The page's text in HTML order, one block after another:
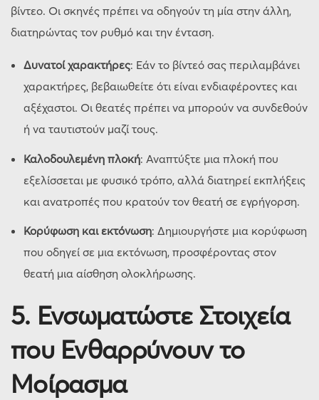
βίντεο. Οι σκηνές πρέπει να οδηγούν τη μία στην άλλη,
διατηρώντας τον ρυθμό και την ένταση.
Δυνατοί χαρακτήρες: Εάν το βίντεό σας περιλαμβάνει
χαρακτήρες, βεβαιωθείτε ότι είναι ενδιαφέροντες και
αξέχαστοι. Οι θεατές πρέπει να μπορούν να συνδεθούν
ή να ταυτιστούν μαζί τους.
Καλοδουλεμένη πλοκή: Αναπτύξτε μια πλοκή που
εξελίσσεται με φυσικό τρόπο, αλλά διατηρεί εκπλήξεις
και ανατροπές που κρατούν τον θεατή σε εγρήγορση.
Κορύφωση και εκτόνωση: Δημιουργήστε μια κορύφωση
που οδηγεί σε μια εκτόνωση, προσφέροντας στον
θεατή μια αίσθηση ολοκλήρωσης.
5. Ενσωματώστε Στοιχεία
που Ενθαρρύνουν το
Μοίρασμα